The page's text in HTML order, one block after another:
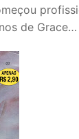
de Grace…